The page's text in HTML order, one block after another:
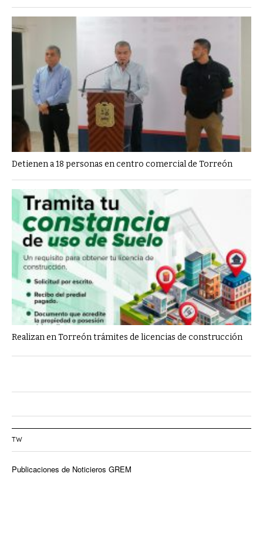
Detienen a 18 personas en centro comercial de Torreón
Realizan en Torreón trámites de licencias de construcción
TW
Publicaciones de Noticieros GREM